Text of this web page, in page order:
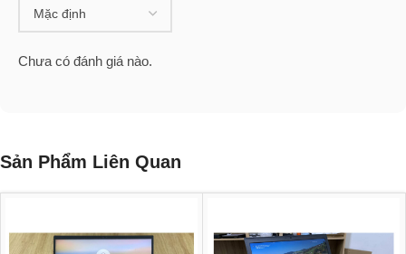
Chưa có đánh giá nào.
Sản Phẩm Liên Quan